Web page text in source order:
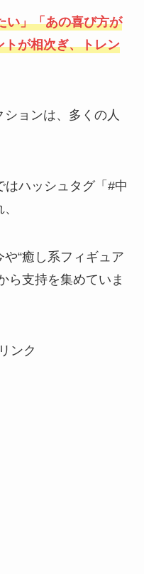
い」「あの喜び方が
が相次ぎ、トレン
ョンは、多くの人
はハッシュタグ「#中
“癒し系フィギュア
ら支持を集めていま
ンク